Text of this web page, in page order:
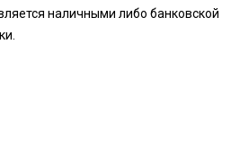
наличными либо банковской